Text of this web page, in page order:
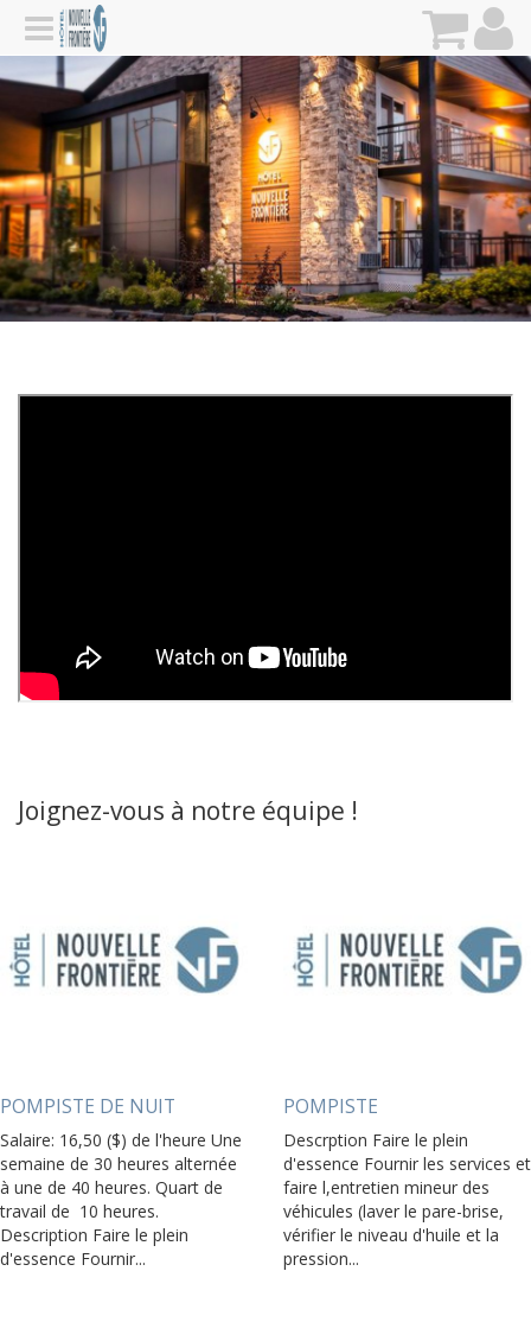
Joignez-vous à notre équipe !
POMPISTE DE NUIT
Salaire: 16,50 ($) de l'heure Une
semaine de 30 heures alternée
à une de 40 heures. Quart de
travail de 10 heures.
Description Faire le plein
d'essence Fournir...
POMPISTE
Descrption Faire le plein
d'essence Fournir les services et
faire l,entretien mineur des
véhicules (laver le pare-brise,
vérifier le niveau d'huile et la
pression...